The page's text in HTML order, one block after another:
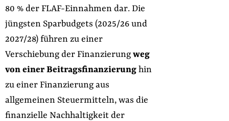
80 % der FLAF-Einnahmen dar. Die
jüngsten Sparbudgets (2025/26 und
2027/28) führen zu einer
Verschiebung der Finanzierung weg
von einer Beitragsfinanzierung hin
zu einer Finanzierung aus
allgemeinen Steuermitteln, was die
finanzielle Nachhaltigkeit der